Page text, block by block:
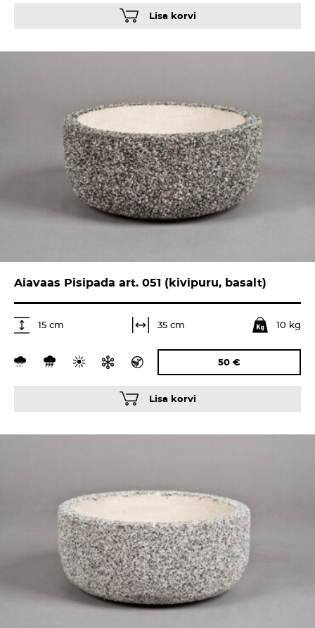
Lisa korvi
Aiavaas Pisipada art. 051 (kivipuru, basalt)
15 cm 35 cm 10 kg
50 €
Lisa korvi